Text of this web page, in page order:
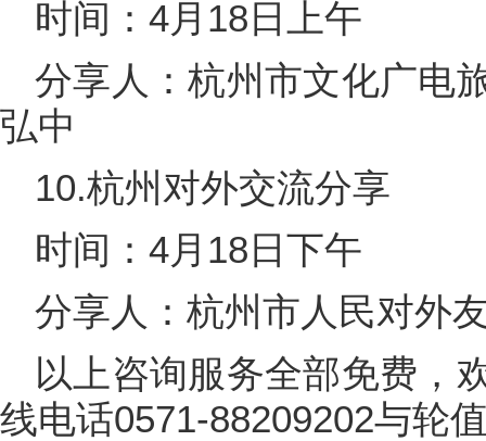
时间：4月18日上午
分享人：杭州市文化广电
弘中
10.杭州对外交流分享
时间：4月18日下午
分享人：杭州市人民对外
以上咨询服务全部免费，
线电话0571-88209202与轮